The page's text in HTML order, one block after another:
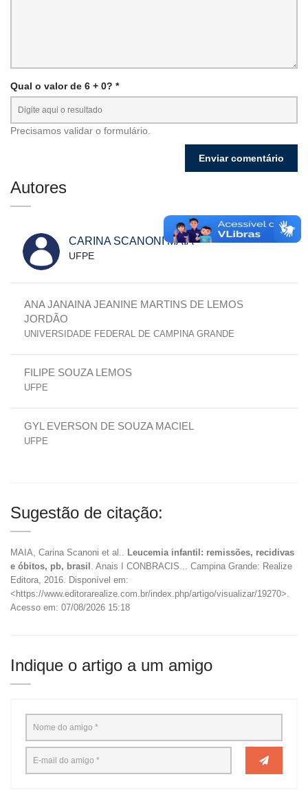
Qual o valor de 6 + 0? *
Precisamos validar o formulário.
Autores
CARINA SCANONI MAIA
UFPE
ANA JANAINA JEANINE MARTINS DE LEMOS
JORDÃO
UNIVERSIDADE FEDERAL DE CAMPINA GRANDE
FILIPE SOUZA LEMOS
UFPE
GYL EVERSON DE SOUZA MACIEL
UFPE
Sugestão de citação:
MAIA, Carina Scanoni et al..
Leucemia infantil: remissões, recidivas
e óbitos, pb, brasil
. Anais I CONBRACIS... Campina Grande: Realize
Editora, 2016. Disponível em:
<https://www.editorarealize.com.br/index.php/artigo/visualizar/19270>.
Acesso em: 07/08/2026 15:18
Indique o artigo a um amigo